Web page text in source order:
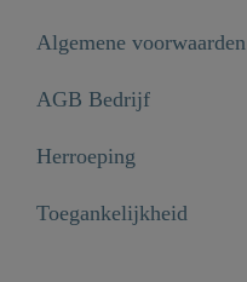
Algemene voorwaarden
AGB Bedrijf
Herroeping
Toegankelijkheid